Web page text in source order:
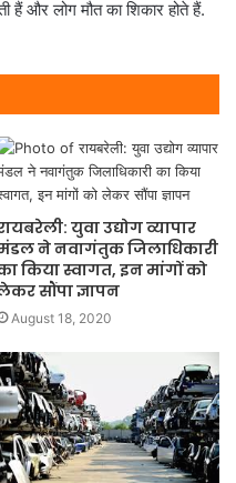
हैं और लोग मौत का शिकार होते हैं.
युवा उद्योग व्यापार
ने नवागंतुक जिलाधिकारी
किया स्वागत, इन मांगों को
सौंपा ज्ञापन
August 18, 2020